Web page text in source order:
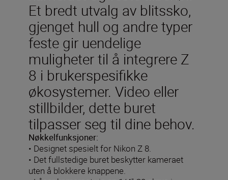
Et bredt utvalg av blitssko,
gjenget hull og andre typer
feste gir uendelige
muligheter til å integrere Z
8 i brukerspesifikke
økosystemer. Video eller
stillbilder, dette buret
tilpasser seg til dine behov.
Nøkkelfunksjoner:
• Designet spesielt for Nikon Z 8.
• Det fullstedige buret beskytter kameraet
uten å blokkere knappene.